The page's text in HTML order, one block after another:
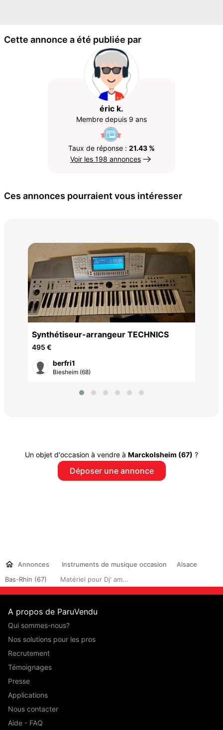
Cette annonce a été publiée par
éric k.
Membre depuis 9 ans
Taux de réponse : 21.43 %
Voir les 198 annonces
Ces annonces pourraient vous intéresser
Synthétiseur-arrangeur TECHNICS
495 €
berfri1
Biesheim (68)
Un objet d'occasion à vendre à Marckolsheim (67) ?
Déposer une annonce
Annonces Instruments de musique occasion
Alsace
Bas-Rhin (67)
Matériel pour Dj' am...
A propos de ParuVendu
Qui sommes-nous?
Nos solutions pour les pros
Recrutement
Témoignages
Presse
Applications
Nous contacter
Aide - FAQ